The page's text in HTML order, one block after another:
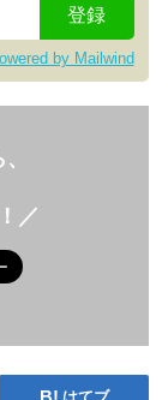
by Mailwind
／